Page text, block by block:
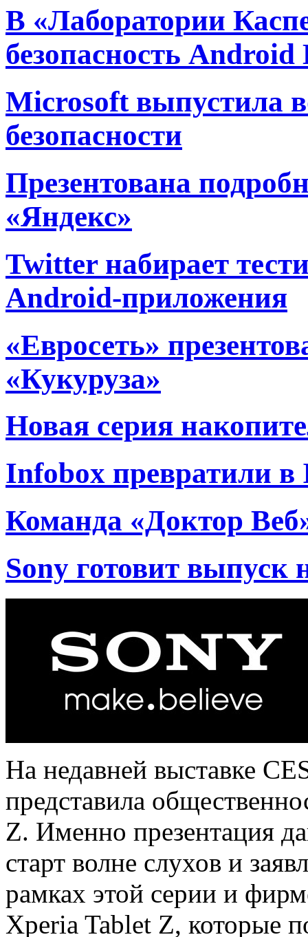
В «Лаборатории
безопасность
Microsoft выпустила
безопасности
Презентована
«Яндекс»
Twitter набирает
Android-приложения
«Евросеть»
«Кукуруза»
Новая серия
Infobox превратили
Команда «Доктор
Sony готовит выпуск
На недавней выставке
представила
Z. Именно презентация
старт волне слухов и
рамках этой серии и
Xperia Tablet Z, которые